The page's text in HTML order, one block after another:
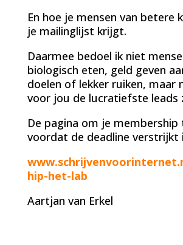
En hoe je mensen van betere
je mailinglijst krijgt.
Daarmee bedoel ik niet
biologisch eten, geld geven
doelen of lekker ruiken, maar
voor jou de lucratiefste leads
De pagina om je
voordat de deadline verstrijkt
hip-het-lab
Aartjan van Erkel